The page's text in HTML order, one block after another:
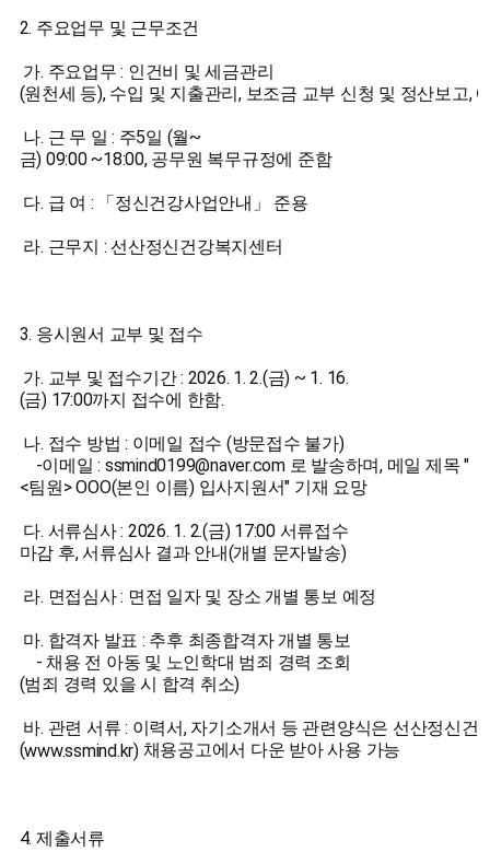
2. 주요업무 및 근무조건
가. 주요업무 : 인건비 및 세금관리
(원천세 등), 수입 및 지출관리, 보조금 교부 신청 및 정산보고,
나. 근 무 일 : 주5일 (월~
금) 09:00 ~18:00, 공무원 복무규정에 준함
다. 급 여 : 「정신건강사업안내」 준용
라. 근무지 : 선산정신건강복지센터
3. 응시원서 교부 및 접수
가. 교부 및 접수기간 : 2026. 1. 2.(금) ~ 1. 16.
(금) 17:00까지 접수에 한함.
나. 접수 방법 : 이메일 접수 (방문접수 불가)
-이메일 : ssmind0199@naver.com 로 발송하며, 메일 제목 "
<팀원> OOO(본인 이름) 입사지원서" 기재 요망
다. 서류심사 : 2026. 1. 2.(금) 17:00 서류접수
마감 후, 서류심사 결과 안내(개별 문자발송)
라. 면접심사 : 면접 일자 및 장소 개별 통보 예정
마. 합격자 발표 : 추후 최종합격자 개별 통보
- 채용 전 아동 및 노인학대 범죄 경력 조회
(범죄 경력 있을 시 합격 취소)
바. 관련 서류 : 이력서, 자기소개서 등 관련양식은 선산정신건
(www.ssmind.kr)채용공고에서 다운 받아 사용 가능
4. 제출서류